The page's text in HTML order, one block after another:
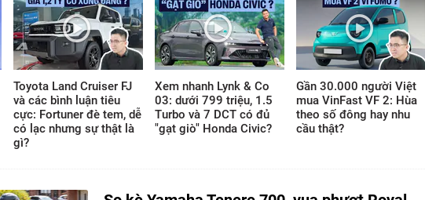
Toyota Land Cruiser FJ
và các bình luận tiêu
cực: Fortuner đè tem, dễ
có lạc nhưng sự thật là
gì?
Xem nhanh Lynk & Co
03: dưới 799 triệu, 1.5
Turbo và 7 DCT có đủ
"gạt giò" Honda Civic?
Gần 30.000 người Việt
mua VinFast VF 2: Hùa
theo số đông hay nhu
cầu thật?